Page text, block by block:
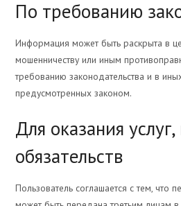
По требованию
Информация может быть раскрыта в
мошенничеству или иным
требованию законодательства и в
предусмотренных законом.
Для оказания
обязательств
Пользователь соглашается с тем, что